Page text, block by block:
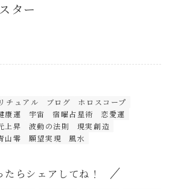
ター
チュアル ブログ
ホロスコープ
康運 宇宙 宿曜占星術
恋愛運
上昇 波動の法則
現実創造
山零 願望実現 風水
たらシェアしてね！